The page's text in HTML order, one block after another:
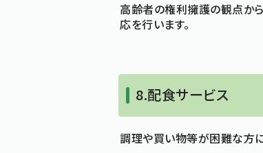
高齢者の権利擁護の観点か
応を行います。
8.配食サービス
調理や買い物等が困難な方